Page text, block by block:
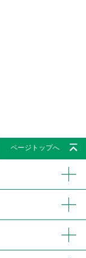
ページトップへ